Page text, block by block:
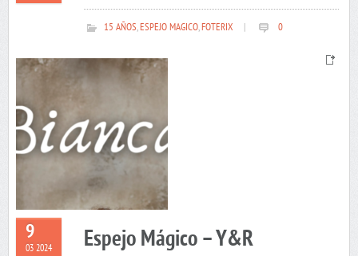
15 AÑOS,ESPEJO MAGICO,FOTERIX 0
9
03 2024 Espejo Mágico – Y&R